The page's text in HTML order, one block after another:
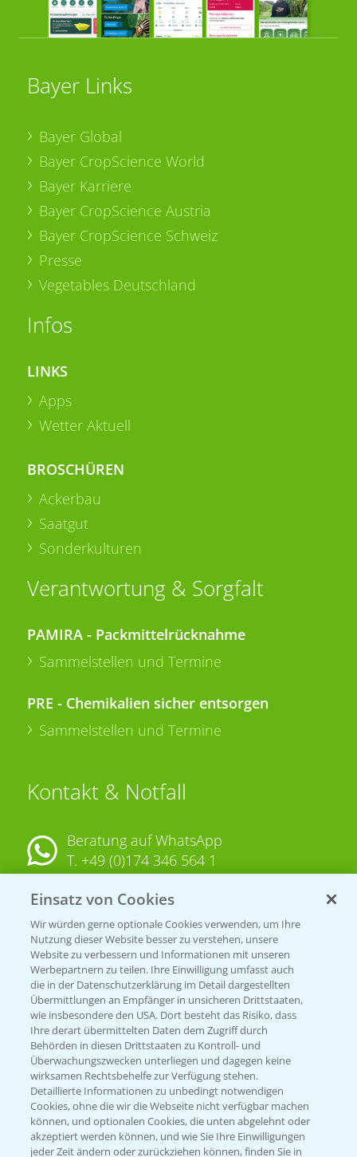
Bayer Links
Bayer Global
Bayer CropScience World
Bayer Karriere
Bayer CropScience Austria
Bayer CropScience Schweiz
Presse
Vegetables Deutschland
Infos
LINKS
Apps
Wetter Aktuell
BROSCHÜREN
Ackerbau
Saatgut
Sonderkulturen
Verantwortung & Sorgfalt
PAMIRA - Packmittelrücknahme
Sammelstellen und Termine
PRE - Chemikalien sicher entsorgen
Sammelstellen und Termine
Kontakt & Notfall
Beratung auf WhatsApp
T. +49 (0)174 346 564 1
KONTAKT
Hilfe in Notfällen
T.+49 (0)214/30-20220
Folgen Sie uns
Einsatz von Cookies
Wir würden gerne optionale Cookies verwenden, um Ihre
Nutzung dieser Website besser zu verstehen, unsere
Website zu verbessern und Informationen mit unseren
Werbepartnern zu teilen. Ihre Einwilligung umfasst auch
die in der Datenschutzerklärung im Detail dargestellten
Übermittlungen an Empfänger in unsicheren Drittstaaten,
wie insbesondere den USA. Dort besteht das Risiko, dass
Ihre derart übermittelten Daten dem Zugriff durch
Behörden in diesen Drittstaaten zu Kontroll- und
Überwachungszwecken unterliegen und dagegen keine
wirksamen Rechtsbehelfe zur Verfügung stehen.
Detaillierte Informationen zu unbedingt notwendigen
Cookies, ohne die wir die Webseite nicht verfügbar machen
können, und optionalen Cookies, die unten abgelehnt oder
akzeptiert werden können, und wie Sie Ihre Einwilligungen
jeder Zeit ändern oder zurückziehen können, finden Sie in